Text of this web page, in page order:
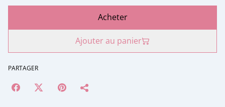
Acheter
Ajouter au panier
PARTAGER